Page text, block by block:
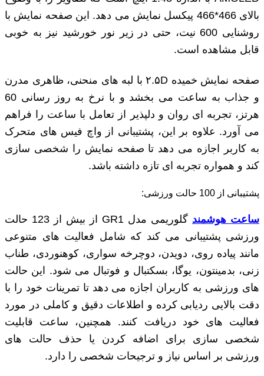
بالای 466*466 پیکسل نمایش می ‌دهد. این صفحه نمایش با
روشنایی 600 نیت، حتی در زیر نور خورشید نیز به خوبی
قابل مشاهده است.
صفحه نمایش خمیده ۲.۵D با لبه ‌های منحنی، ظاهری مدرن
و جذاب به ساعت می ‌بخشد و با نرخ به‌ روز رسانی 60
هرتز، تجربه ‌ای روان و دلپذیر از تعامل با ساعت را فراهم
می‌ آورد. علاوه بر این، پشتیبانی از واچ فیس‌ های متحرک
به کاربر اجازه می ‌دهد تا صفحه نمایش را شخصی‌ سازی
کند و همواره تجربه ‌ای تازه داشته باشد.
پشتیبانی از 100 حالت ورزشی:
ساعت هوشمند
گلوریمی مدل GR1 از بیش از 123 حالت
ورزشی پشتیبانی می‌ کند که شامل فعالیت ‌های متنوعی
مانند پیاده ‌روی، دویدن، دوچرخه ‌سواری، کوهنوردی، طناب
‌زنی، بدمینتون، یوگا، بسکتبال و فوتبال می‌ شود. این حالت
‌های ورزشی به کاربران اجازه می ‌دهد تا تمرینات خود را با
دقت بالایی ردیابی کرده و اطلاعات دقیق و کاملی در مورد
فعالیت ‌های خود دریافت کنند. همچنین، ساعت قابلیت
شخصی‌ سازی برای اضافه کردن یا حذف حالت ‌های
ورزشی بر اساس نیاز و ترجیحات شخصی را دارد.